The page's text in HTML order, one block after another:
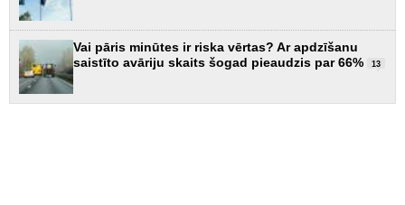
Vai pāris minūtes ir riska vērtas? Ar apdzīšanu
saistīto avāriju skaits šogad pieaudzis par 66%
13